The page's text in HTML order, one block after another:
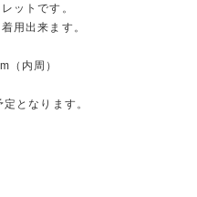
ットです。
用出来ます。
内周）
となります。